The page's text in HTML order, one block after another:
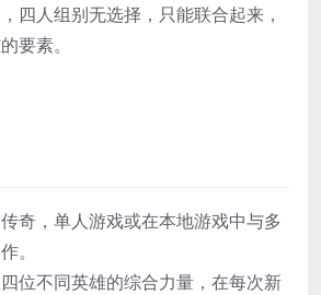
四人组别无选择，只能联合起来，
要素。
奇，单人游戏或在本地游戏中与多
。
位不同英雄的综合力量，在每次新